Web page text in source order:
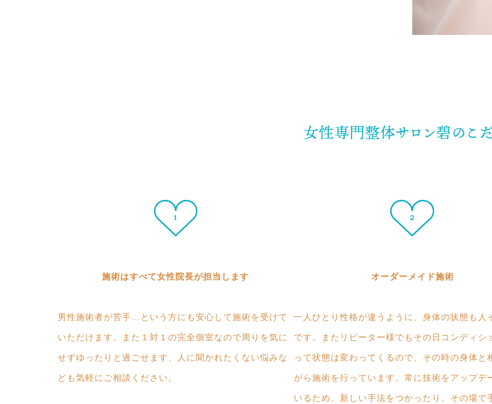
女性専門整体サロン碧のこ
施術はすべて女性院長が担当します
男性施術者が苦手…という方にも安心して施術を受けて
いただけます。また１対１の完全個室なので周りを気に
せずゆったりと過ごせます、人に聞かれたくない悩みな
ども気軽にご相談ください。
オーダーメイド施術
一人ひとり性格が違うように、身体の状態も人
です。またリピーター様でもその日コンディシ
って状態は変わってくるので、その時の身体と
がら施術を行っています。常に技術をアップデ
いるため、新しい手法をつかったり、その場で